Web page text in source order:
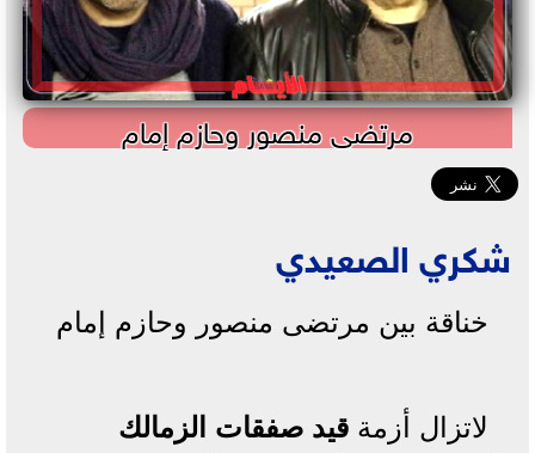
مرتضى منصور وحازم إمام
شكري الصعيدي
خناقة بين مرتضى منصور وحازم إمام
لاتزال أزمة قيد صفقات الزمالك